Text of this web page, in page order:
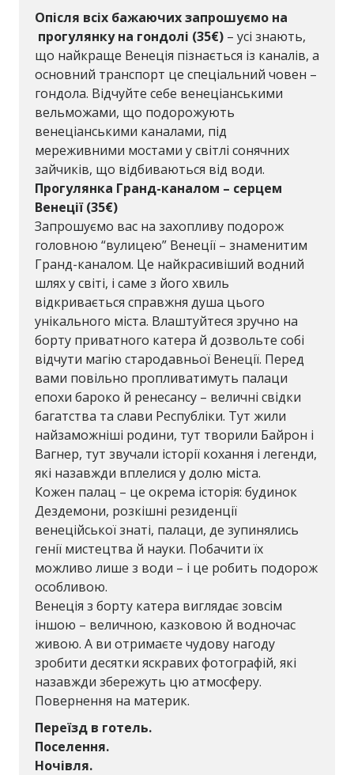
Опісля всіх бажаючих запрошуємо на
прогулянку на гондолі (35€) – усі знають,
що найкраще Венеція пізнається із каналів, а
основний транспорт це спеціальний човен –
гондола. Відчуйте себе венеціанськими
вельможами, що подорожують
венеціанськими каналами, під
мереживними мостами у світлі сонячних
зайчиків, що відбиваються від води.
Прогулянка Гранд-каналом – серцем
Венеції (35€)
Запрошуємо вас на захопливу подорож
головною “вулицею” Венеції – знаменитим
Гранд-каналом. Це найкрасивіший водний
шлях у світі, і саме з його хвиль
відкривається справжня душа цього
унікального міста. Влаштуйтеся зручно на
борту приватного катера й дозвольте собі
відчути магію стародавньої Венеції. Перед
вами повільно пропливатимуть палаци
епохи бароко й ренесансу – величні свідки
багатства та слави Республіки. Тут жили
найзаможніші родини, тут творили Байрон і
Вагнер, тут звучали історії кохання і легенди,
які назавжди вплелися у долю міста.
Кожен палац – це окрема історія: будинок
Дездемони, розкішні резиденції
венеційської знаті, палаци, де зупинялись
генії мистецтва й науки. Побачити їх
можливо лише з води – і це робить подорож
особливою.
Венеція з борту катера виглядає зовсім
іншою – величною, казковою й водночас
живою. А ви отримаєте чудову нагоду
зробити десятки яскравих фотографій, які
назавжди збережуть цю атмосферу.
Повернення на материк.
Переїзд в готель.
Поселення.
Ночівля.